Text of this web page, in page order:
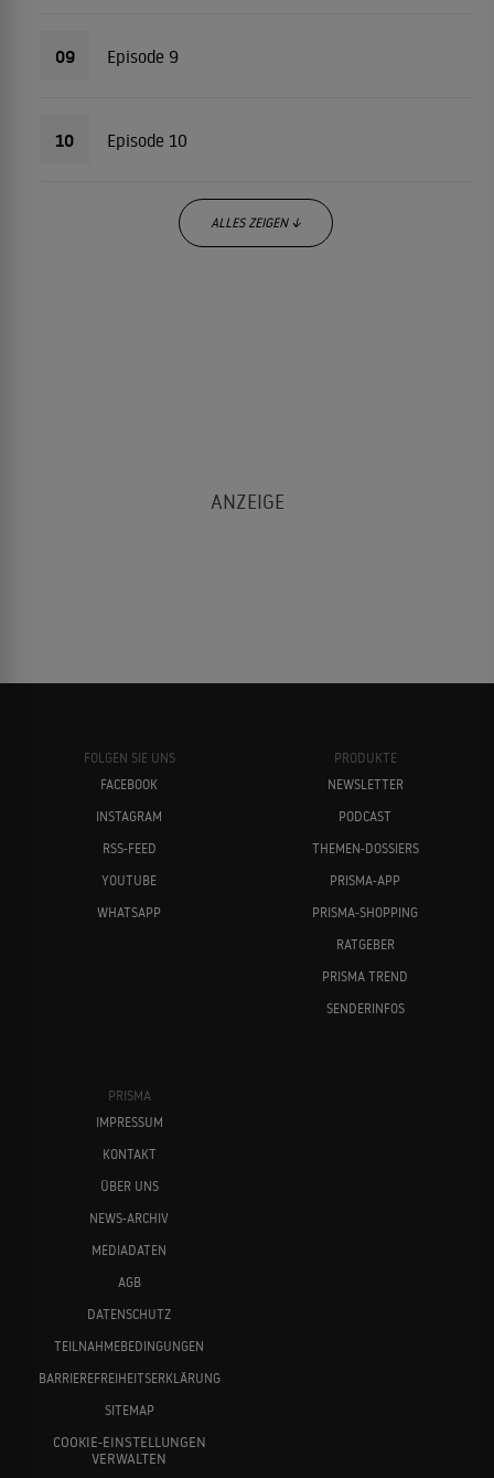
09 Episode 9
10 Episode 10
ALLES ZEIGEN ↓
FOLGEN SIE UNS
FACEBOOK
INSTAGRAM
RSS-FEED
YOUTUBE
WHATSAPP
PRODUKTE
NEWSLETTER
PODCAST
THEMEN-DOSSIERS
PRISMA-APP
PRISMA-SHOPPING
RATGEBER
PRISMA TREND
SENDERINFOS
PRISMA
IMPRESSUM
KONTAKT
ÜBER UNS
NEWS-ARCHIV
MEDIADATEN
AGB
DATENSCHUTZ
TEILNAHMEBEDINGUNGEN
BARRIEREFREIHEITSERKLÄRUNG
SITEMAP
COOKIE-EINSTELLUNGEN
VERWALTEN